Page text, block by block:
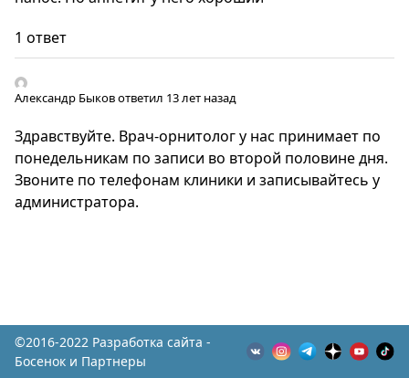
1 ответ
Александр Быковответил 13 лет назад
Здравствуйте. Врач-орнитолог у нас принимает по
понедельникам по записи во второй половине дня.
Звоните по телефонам клиники и записывайтесь у
администратора.
©2016-2022 Разработка сайта -
Босенок и Партнеры